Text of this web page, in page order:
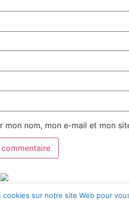
mon nom, mon e-mail et mon
cookies sur notre site Web pour